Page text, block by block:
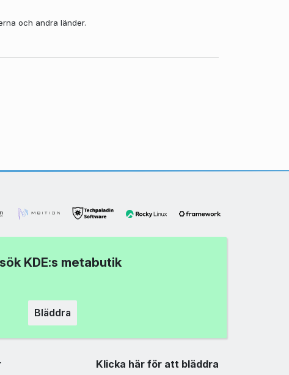
och andra länder.
KDE:s metabutik
Bläddra
Klicka här för att bläddra